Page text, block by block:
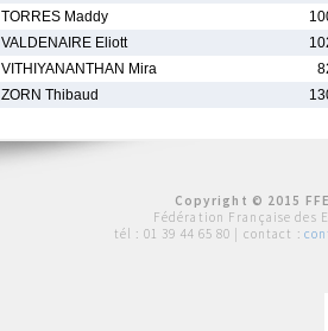
TORRES Maddy
VALDENAIRE Eliott
VITHIYANANTHAN Mira
ZORN Thibaud
Copyright © 2015
Fédération Française des
tél : 01 39 44 65 80 | contact :